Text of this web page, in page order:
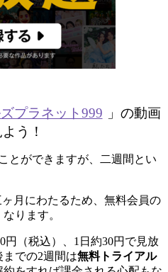
プラネット999
」の動画
う！
とができますが、二週間とい
ヶ月にわたるため、無料会員の
ります。
（税込）、1日約30円で見放
での2週間は無料トライアル